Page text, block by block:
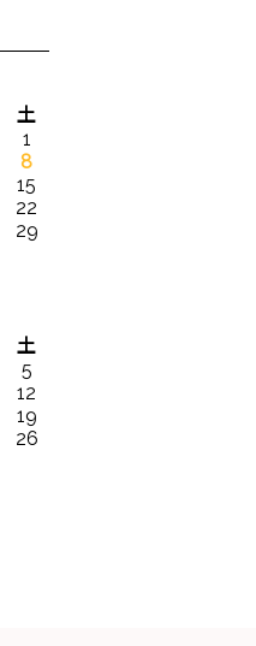
土
1
8
15
22
29
土
5
12
19
26